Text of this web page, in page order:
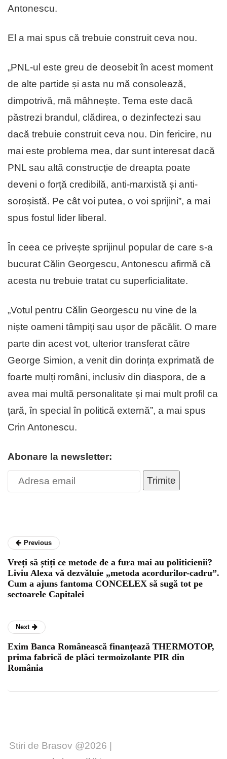
Antonescu.
El a mai spus că trebuie construit ceva nou.
„PNL-ul este greu de deosebit în acest moment
de alte partide și asta nu mă consolează,
dimpotrivă, mă mâhnește. Tema este dacă
păstrezi brandul, clădirea, o dezinfectezi sau
dacă trebuie construit ceva nou. Din fericire, nu
mai este problema mea, dar sunt interesat dacă
PNL sau altă construcție de dreapta poate
deveni o forță credibilă, anti-marxistă și anti-
soroșistă. Pe cât voi putea, o voi sprijini”, a mai
spus fostul lider liberal.
În ceea ce privește sprijinul popular de care s-a
bucurat Călin Georgescu, Antonescu afirmă că
acesta nu trebuie tratat cu superficialitate.
„Votul pentru Călin Georgescu nu vine de la
niște oameni tâmpiți sau ușor de păcălit. O mare
parte din acest vot, ulterior transferat către
George Simion, a venit din dorința exprimată de
foarte mulți români, inclusiv din diaspora, de a
avea mai multă personalitate și mai mult profil ca
țară, în special în politică externă”, a mai spus
Crin Antonescu.
Abonare la newsletter:
Trimite
Previous
Vreți să știți ce metode de a fura mai au politicienii?
Liviu Alexa vă dezvăluie „metoda acordurilor-cadru”.
Cum a ajuns fantoma CONCELEX să sugă tot pe
sectoarele Capitalei
Next
Exim Banca Românească finanțează THERMOTOP,
prima fabrică de plăci termoizolante PIR din
România
Stiri de Brasov @2026 |